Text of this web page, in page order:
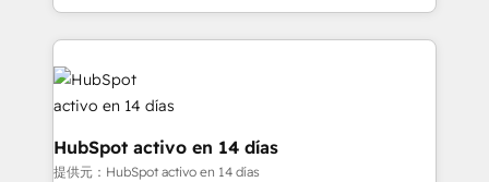
organisations, global organisations and those with
complex use cases 🏆 CRM Implementation,
Platform Enablement, Custom Integration and
Onboarding Accredited 🔐 ISO27001 & ISO9001
so selling and actually engaging with your customers
feels easy and pain-free. We are a top ranked
HubSpot Elite Partner, winner of Rookie of the Year
and Customer First Awards, 4.9/5 rating in HubSpot
Reviews and 4.9/5 rating in Clutch Reviews. Digifianz
helps the following industries: logistics & 3PL, home
improvement & construction, branding and
HubSpot activo en 14 días
提供元：HubSpot activo en 14 días